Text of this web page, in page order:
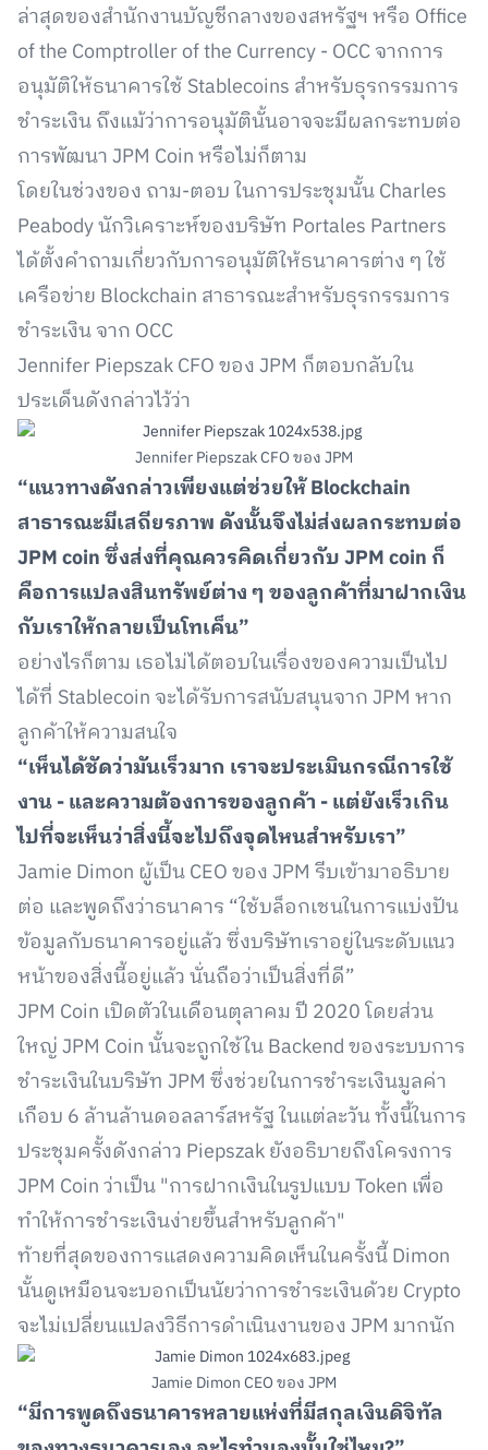
ล่าสุดของสำนักงานบัญชีกลางของสหรัฐฯ หรือ Office
of the Comptroller of the Currency - OCC จากการ
อนุมัติให้ธนาคารใช้ Stablecoins สำหรับธุรกรรมการ
ชำระเงิน ถึงแม้ว่าการอนุมัตินั้นอาจจะมีผลกระทบต่อ
การพัฒนา JPM Coin หรือไม่ก็ตาม
โดยในช่วงของ ถาม-ตอบ ในการประชุมนั้น Charles
Peabody นักวิเคราะห์ของบริษัท Portales Partners
ได้ตั้งคำถามเกี่ยวกับการอนุมัติให้ธนาคารต่าง ๆ ใช้
เครือข่าย Blockchain สาธารณะสำหรับธุรกรรมการ
ชำระเงิน จาก OCC
Jennifer Piepszak CFO ของ JPM ก็ตอบกลับใน
ประเด็นดังกล่าวไว้ว่า
Jennifer Piepszak CFO ของ JPM
“แนวทางดังกล่าวเพียงแต่ช่วยให้ Blockchain
สาธารณะมีเสถียรภาพ ดังนั้นจึงไม่ส่งผลกระทบต่อ
JPM coin ซึ่งส่งที่คุณควรคิดเกี่ยวกับ JPM coin ก็
คือการแปลงสินทรัพย์ต่าง ๆ ของลูกค้าที่มาฝากเงิน
กับเราให้กลายเป็นโทเค็น”
อย่างไรก็ตาม เธอไม่ได้ตอบในเรื่องของความเป็นไป
ได้ที่ Stablecoin จะได้รับการสนับสนุนจาก JPM หาก
ลูกค้าให้ความสนใจ
“เห็นได้ชัดว่ามันเร็วมาก เราจะประเมินกรณีการใช้
งาน - และความต้องการของลูกค้า - แต่ยังเร็วเกิน
ไปที่จะเห็นว่าสิ่งนี้จะไปถึงจุดไหนสำหรับเรา”
Jamie Dimon ผู้เป็น CEO ของ JPM รีบเข้ามาอธิบาย
ต่อ และพูดถึงว่าธนาคาร “ใช้บล็อกเชนในการแบ่งปัน
ข้อมูลกับธนาคารอยู่แล้ว ซึ่งบริษัทเราอยู่ในระดับแนว
หน้าของสิ่งนี้อยู่แล้ว นั่นถือว่าเป็นสิ่งที่ดี”
JPM Coin เปิดตัวในเดือนตุลาคม ปี 2020 โดยส่วน
ใหญ่ JPM Coin นั้นจะถูกใช้ใน Backend ของระบบการ
ชำระเงินในบริษัท JPM ซึ่งช่วยในการชำระเงินมูลค่า
เกือบ 6 ล้านล้านดอลลาร์สหรัฐ ในแต่ละวัน ทั้งนี้ในการ
ประชุมครั้งดังกล่าว Piepszak ยังอธิบายถึงโครงการ
JPM Coin ว่าเป็น "การฝากเงินในรูปแบบ Token เพื่อ
ทำให้การชำระเงินง่ายขึ้นสำหรับลูกค้า"
ท้ายที่สุดของการแสดงความคิดเห็นในครั้งนี้ Dimon
นั้นดูเหมือนจะบอกเป็นนัยว่าการชำระเงินด้วย Crypto
จะไม่เปลี่ยนแปลงวิธีการดำเนินงานของ JPM มากนัก
Jamie Dimon CEO ของ JPM
“มีการพูดถึงธนาคารหลายแห่งที่มีสกุลเงินดิจิทัล